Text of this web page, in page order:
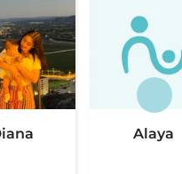
Alaya